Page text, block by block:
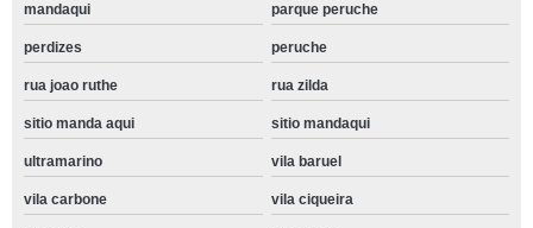
mandaqui parque peruche
perdizes peruche
rua joao ruthe rua zilda
sitio manda aqui sitio mandaqui
ultramarino vila baruel
vila carbone vila ciqueira